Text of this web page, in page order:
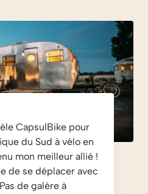
CapsulBike pour
du Sud à vélo en
mon meilleur allié !
de se déplacer avec
de galère à